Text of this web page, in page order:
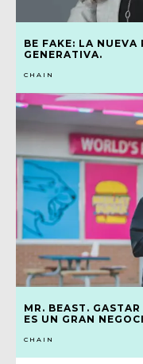
BE FAKE: LA NUEVA
GENERATIVA.
CHAIN
MR. BEAST.
ES UN GRAN
CHAIN